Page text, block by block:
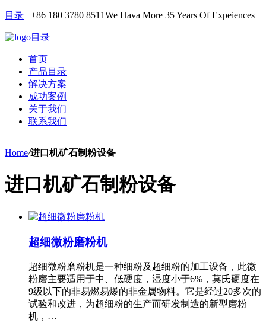
目录 +86 180 3780 8511We Hava More 35 Years Of Expeiences
目录
首页
产品目录
解决方案
成功案例
关于我们
联系我们
Home/进口机矿石制粉设备
进口机矿石制粉设备
超细微粉磨粉机
超细微粉磨粉机是一种细粉及超细粉的加工设备，此微
粉磨主要适用于中、低硬度，湿度小于6%，莫氏硬度在
9级以下的非易燃易爆的非金属物料。它是经过20多次的
试验和改进，为超细粉的生产而研发制造的新型磨粉
机，…